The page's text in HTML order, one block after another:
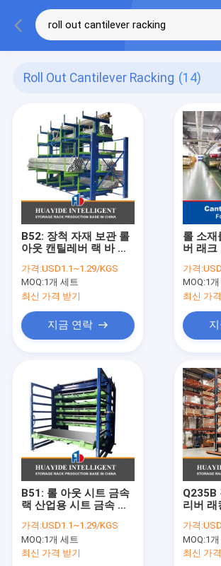
Roll Out Cantilever Racking (14)
B52: 장척 자재 보관 롤
아웃 캔틸레버 랙 바 스
틸레버 랙
가격:USD1.1~1.29/KGS
MOQ:1개 세트
최신 가격 받기
지금 연락
롤 소재
버 래크
가격:
MOQ:1
최신 가
B51: 롤 아웃 시트 금속
랙 산업용 시트 금속 랙
버 랙
가격:USD1.1~1.29/KGS
MOQ:1개 세트
최신 가격 받기
Q235B
리버 래
가격:
MOQ:1
최신 가